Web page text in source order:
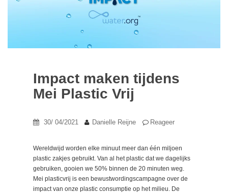
Impact maken tijdens
Mei Plastic Vrij
30/ 04/2021 Danielle Reijne Reageer
Wereldwijd worden elke minuut meer dan één miljoen
plastic zakjes gebruikt. Van al het plastic dat we dagelijks
gebruiken, gooien we 50% binnen de 20 minuten weg.
Mei plasticvrij is een bewustwordingscampagne over de
impact van onze plastic consumptie op het milieu. De